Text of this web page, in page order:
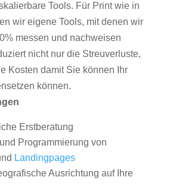
Tools. Für Print wie in
wir eigene Tools, mit denen wir
messen und nachweisen
nicht nur die Streuverluste,
Kosten damit Sie können Ihr
können.
Erstberatung
Programmierung von
Landingpages
Ausrichtung auf Ihre